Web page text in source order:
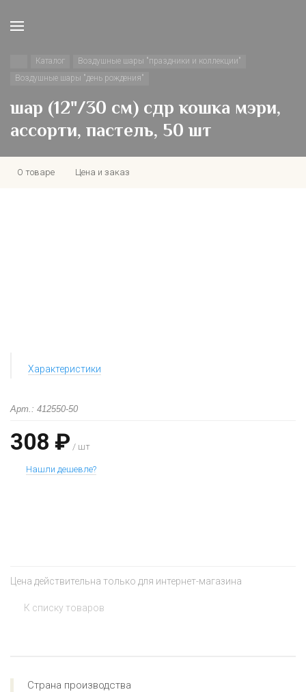
Каталог
Воздушные шары "праздники и коллекции"
Воздушные шары "день рождения"
шар (12"/30 см) сдр кошка мэри,
ассорти, пастель, 50 шт
О товаре Цена и заказ
Характеристики
Арт.: 412550-50
308 ₽ / шт
Нашли дешевле?
Цена действительна только для интернет-магазина
К списку товаров
Страна производства